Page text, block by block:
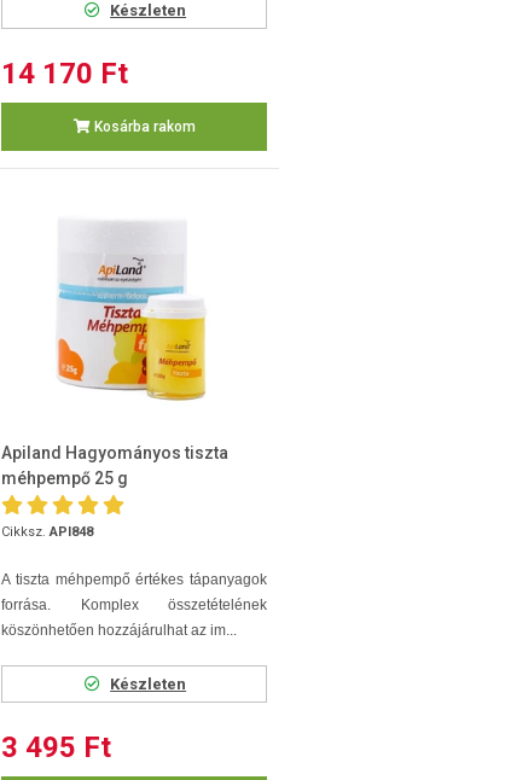
Készleten
14 170 Ft
Kosárba rakom
Apiland Hagyományos tiszta
méhpempő 25 g
Cikksz.API848
A tiszta méhpempő értékes tápanyagok
forrása. Komplex összetételének
köszönhetően hozzájárulhat az im...
Készleten
3 495 Ft